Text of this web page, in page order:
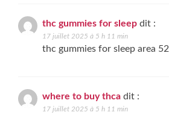
thc gummies for sleep dit :
17 juillet 2025 à 5 h 11 min
thc gummies for sleep area 52
where to buy thca dit :
17 juillet 2025 à 5 h 11 min